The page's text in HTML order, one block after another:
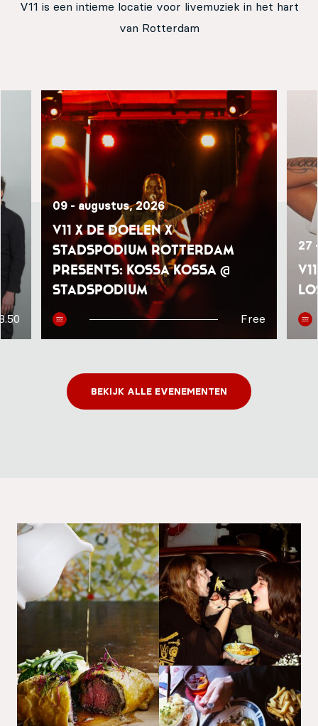
V11 is een intieme locatie voor livemuziek in het hart
van Rotterdam
09 - augustus, 2026
V11 x De Doelen x
Stadspodium Rotterdam
presents: Kossa Kossa @
Stadspodium
Free
27
BEKIJK ALLE EVENEMENTEN